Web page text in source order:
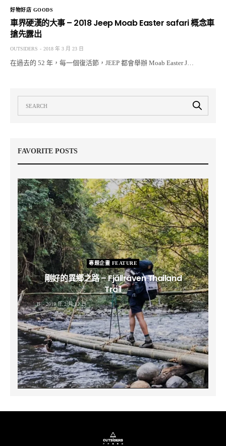
好物好店 GOODS
車界硬漢的大事 – 2018 Jeep Moab Easter safari 概念車
搶先露出
OUTSIDERS 2018 年 3 月 23 日
在過去的 52 年，每一個復活節，JEEP 都會舉辦 Moab Easter J…
FAVORITE POSTS
專題企畫 FEATURE
剛好的異鄉之路 – Fjällräven Thailand
Trail
B 2019 年 2 月 12 日